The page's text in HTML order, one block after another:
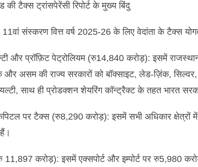
की टैक्स ट्रांसपेरेंसी रिपोर्ट के मुख्य बिंदु
11वां संस्करण वित्त वर्ष 2025-26के लिए वेदांता के टैक्स
और प्रॉफ़िट पेट्रोलियम(रु14,840करोड़): इसमें
और असम की राज्य सरकारों को बॉक्साइट,लेड-ज़िंक,सिल्वर,
,साथ ही प्रोडक्शन शेयरिंग कॉन्ट्रैक्ट के तहत भारत
पर टैक्स(रु8,290करोड़): इसमें सभी अधिकार क्षेत्रों में
हैं।
11,897करोड़): इसमें एक्सपोर्ट और इम्पोर्ट पर रु5,980